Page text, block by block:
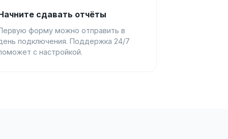
сдавать отчёты
форму можно отправить в
подключения. Поддержка 24/7
с настройкой.